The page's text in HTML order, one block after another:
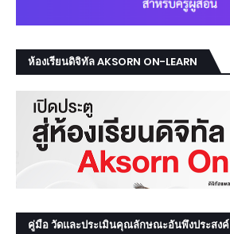
ห้องเรียนดิจิทัล AKSORN ON-LEARN
คู่มือ วัดและประเมินคุณลักษณะอันพึงประสงค์